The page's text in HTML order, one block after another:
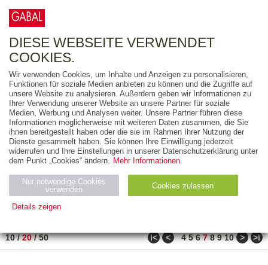
FREITEXT
AUSGABEART
AUS DER REIHE
ZUM THEMA
Neuerscheinung
Bestseller
PREIS
10/20/50 ǀ< < 4 5 6 7 8 9 10 > >ǀ
DIESE WEBSEITE VERWENDET
COOKIES.
Wir verwenden Cookies, um Inhalte und Anzeigen zu personalisieren,
Funktionen für soziale Medien anbieten zu können und die Zugriffe auf
unsere Website zu analysieren. Außerdem geben wir Informationen zu
Ihrer Verwendung unserer Website an unsere Partner für soziale
Medien, Werbung und Analysen weiter. Unsere Partner führen diese
Informationen möglicherweise mit weiteren Daten zusammen, die Sie
ihnen bereitgestellt haben oder die sie im Rahmen Ihrer Nutzung der
Dienste gesammelt haben. Sie können Ihre Einwilligung jederzeit
widerrufen und Ihre Einstellungen in unserer Datenschutzerklärung unter
dem Punkt „Cookies“ ändern. Mehr Informationen.
Nur notwendige Cookies
verwenden
Cookies zulassen
Details zeigen
Name Zweck
Ty